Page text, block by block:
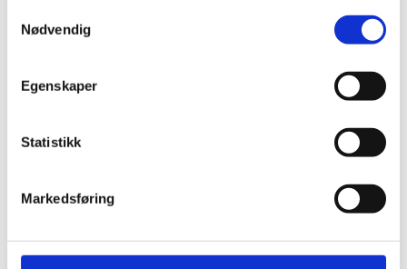
Nødvendig
Egenskaper
Statistikk
Markedsføring
(AMU)